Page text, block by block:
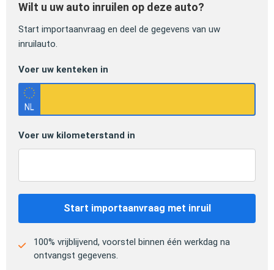
Wilt u uw auto inruilen op deze auto?
Start importaanvraag en deel de gegevens van uw
inruilauto.
Voer uw kenteken in
Voer uw kilometerstand in
Start importaanvraag met inruil
100% vrijblijvend, voorstel binnen één werkdag na
ontvangst gegevens.